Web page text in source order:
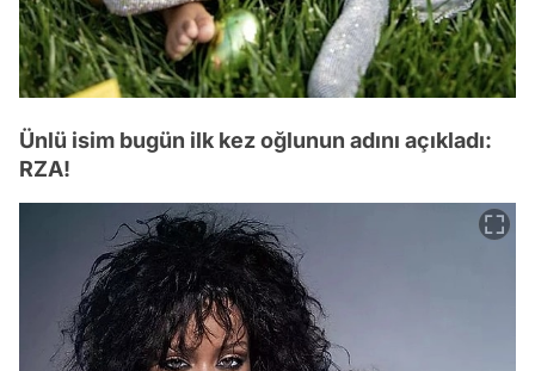
Ünlü isim bugün ilk kez oğlunun adını açıkladı:
RZA!